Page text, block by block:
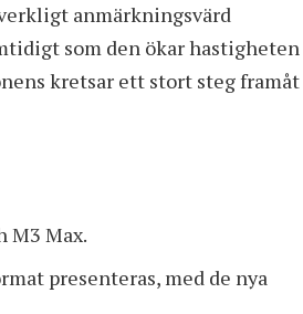
anmärkningsvärd
som den ökar hastigheten
kretsar ett stort steg framåt
M3 Max.
presenteras, med de nya